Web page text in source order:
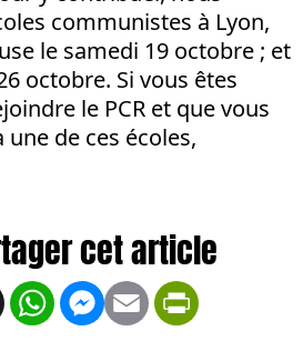
communistes à Lyon,
le samedi 19 octobre ; et
octobre. Si vous êtes
le PCR et que vous
de ces écoles,
X WhatsApp
Messenger
Email